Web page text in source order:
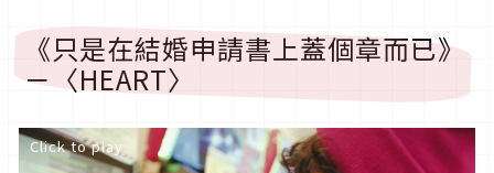
《只是在結婚申請書上蓋個章而已》
－〈HEART〉
Click to play